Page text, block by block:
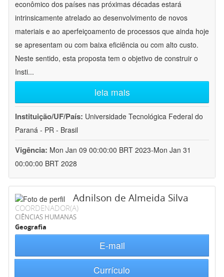
econômico dos países nas próximas décadas estará
intrinsicamente atrelado ao desenvolvimento de novos
materiais e ao aperfeiçoamento de processos que ainda hoje
se apresentam ou com baixa eficiência ou com alto custo.
Neste sentido, esta proposta tem o objetivo de construir o
Insti...
leia mais
Instituição/UF/País: Universidade Tecnológica Federal do
Paraná - PR - Brasil
Vigência: Mon Jan 09 00:00:00 BRT 2023-Mon Jan 31
00:00:00 BRT 2028
Adnilson de Almeida Silva
COORDENADOR(A)
CIÊNCIAS HUMANAS
Geografia
E-mail
Currículo